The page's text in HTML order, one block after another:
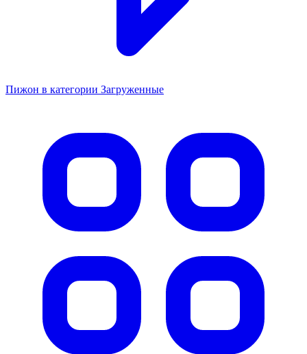
Пижон в категории Загруженные